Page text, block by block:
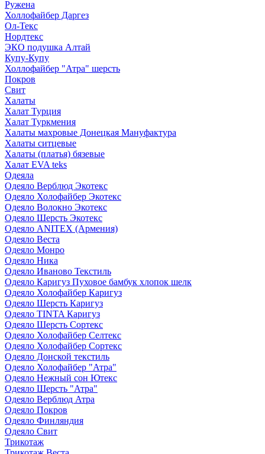
Ружена
Холлофайбер Даргез
Ол-Текс
Нордтекс
ЭКО подушка Алтай
Купу-Купу
Холлофайбер "Атра" шерсть
Покров
Свит
Халаты
Халат Турция
Халат Туркмения
Халаты махровые Донецкая Мануфактура
Халаты ситцевые
Халаты (платья) бязевые
Халат EVA teks
Одеяла
Одеяло Верблюд Экотекс
Одеяло Холофайбер Экотекс
Одеяло Волокно Экотекс
Одеяло Шерсть Экотекс
Одеяло ANITEX (Армения)
Одеяло Веста
Одеяло Монро
Одеяло Ника
Одеяло Иваново Текстиль
Одеяло Каригуз Пуховое бамбук хлопок шелк
Одеяло Холофайбер Каригуз
Одеяло Шерсть Каригуз
Одеяло TINTA Каригуз
Одеяло Шерсть Сортекс
Одеяло Холофайбер Селтекс
Одеяло Холофайбер Сортекс
Одеяло Донской текстиль
Одеяло Холофайбер "Атра"
Одеяло Нежный сон Ютекс
Одеяло Шерсть "Атра"
Одеяло Верблюд Атра
Одеяло Покров
Одеяло Финляндия
Одеяло Свит
Трикотаж